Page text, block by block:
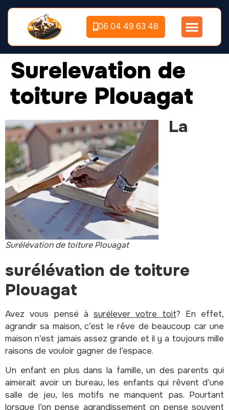
06 04 49 63 48
Surelevation de
toiture Plouagat
Surélévation de toiture Plouagat
La
surélévation de toiture
Plouagat
Avez vous pensé à surélever votre toit? En effet,
agrandir sa maison, c’est le rêve de beaucoup car une
maison n’est jamais assez grande et il y a toujours mille
raisons de vouloir gagner de l’espace.
Un enfant en plus dans la famille, un des parents qui
aimerait avoir un bureau, les enfants qui rêvent d’une
salle de jeu, les motifs ne manquent pas. Pourtant
lorsque l’on pense agrandissement on pense souvent